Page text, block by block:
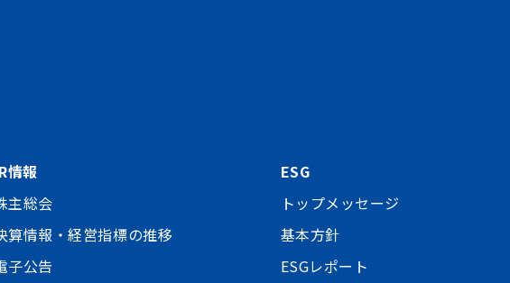
情報
主総会
算情報・経営指標の推移
子公告
ESG
トップメッセージ
基本方針
ESGレポート